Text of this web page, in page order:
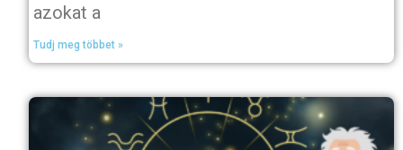
azokat a
Tudj meg többet »